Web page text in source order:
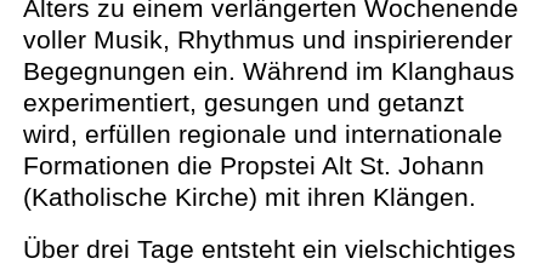
Alters zu einem verlängerten Wochenende
voller Musik, Rhythmus und inspirierender
Begegnungen ein. Während im Klanghaus
experimentiert, gesungen und getanzt
wird, erfüllen regionale und internationale
Formationen die Propstei Alt St. Johann
(Katholische Kirche) mit ihren Klängen.
Über drei Tage entsteht ein vielschichtiges